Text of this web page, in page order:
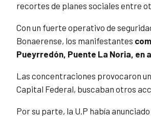
recortes de planes sociales entre
Con un fuerte operativo de
Bonaerense, los manifestantes
Pueyrredón, Puente La Noria, en
Las concentraciones provocaron
Capital Federal, buscaban otros
Por su parte, la U.P había